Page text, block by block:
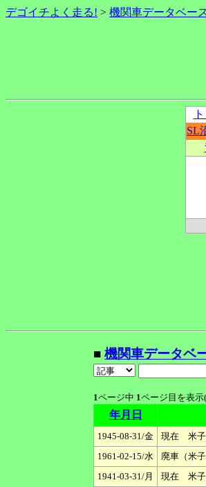
デゴイチよく走る! > 機関車データベー
SL
■ 機関車データベ
1ページ中 1ページ目を表示
年月日
1945-08-31/金
現在 米
1961-02-15/水
廃車（米
1941-03-31/月
現在 米